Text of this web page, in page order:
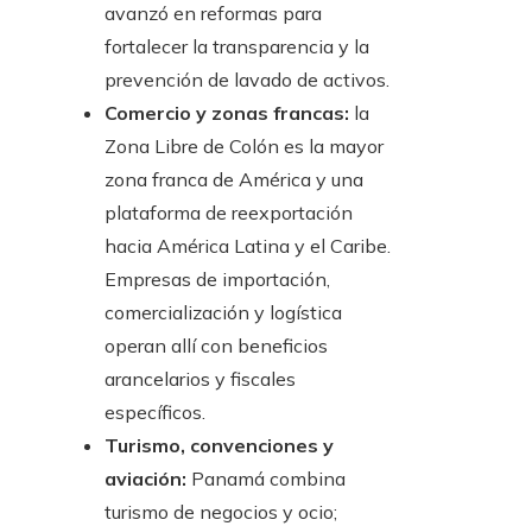
avanzó en reformas para
fortalecer la transparencia y la
prevención de lavado de activos.
Comercio y zonas francas: la
Zona Libre de Colón es la mayor
zona franca de América y una
plataforma de reexportación
hacia América Latina y el Caribe.
Empresas de importación,
comercialización y logística
operan allí con beneficios
arancelarios y fiscales
específicos.
Turismo, convenciones y
aviación: Panamá combina
turismo de negocios y ocio;